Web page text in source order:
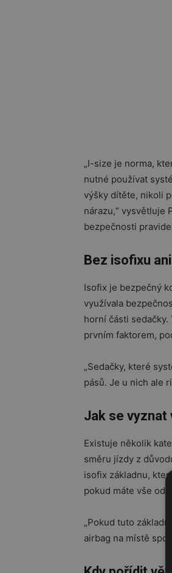
„I-size je norma,
nutné používat
výšky dítěte, nikoli
nárazu,“ vysvětluje
bezpečnosti
Bez isofixu
Isofix je bezpečný
využívala
horní části
prvním faktorem,
„Sedačky, které
pásů. Je u nich ale
Jak se
Existuje několik
směru jízdy z
isofix základnu,
pokud máte vše od
„Pokud tuto
airbag na místě